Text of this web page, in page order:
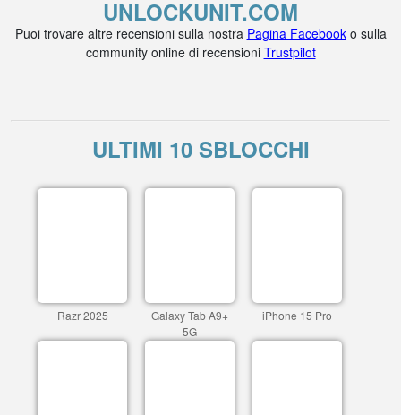
UNLOCKUNIT.COM
Puoi trovare altre recensioni sulla nostra Pagina Facebooko sulla
community online di recensioni Trustpilot
ULTIMI 10 SBLOCCHI
Razr 2025
Galaxy Tab A9+
5G
iPhone 15 Pro